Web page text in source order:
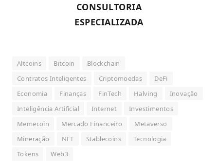
CONSULTORIA
ESPECIALIZADA
Altcoins Bitcoin
Blockchain
Contratos Inteligentes
Criptomoedas
DeFi
Economia
Finanças FinTech Halving
Inovação
Inteligência Artificial
Internet
Investimentos
Memecoin
Mercado Financeiro
Metaverso
Mineração
NFT Stablecoins
Tecnologia
Tokens
Web3